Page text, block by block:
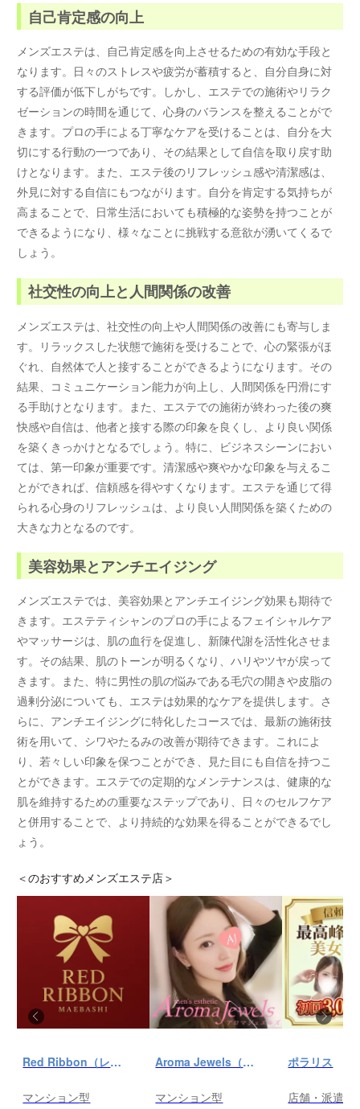
自己肯定感の向上
メンズエステは、自己肯定感を向上させるための有効な手段と
なります。日々のストレスや疲労が蓄積すると、自分自身に対
する評価が低下しがちです。しかし、エステでの施術やリラク
ゼーションの時間を通じて、心身のバランスを整えることがで
きます。プロの手による丁寧なケアを受けることは、自分を大
切にする行動の一つであり、その結果として自信を取り戻す助
けとなります。また、エステ後のリフレッシュ感や清潔感は、
外見に対する自信にもつながります。自分を肯定する気持ちが
高まることで、日常生活においても積極的な姿勢を持つことが
できるようになり、様々なことに挑戦する意欲が湧いてくるで
しょう。
社交性の向上と人間関係の改善
メンズエステは、社交性の向上や人間関係の改善にも寄与しま
す。リラックスした状態で施術を受けることで、心の緊張がほ
ぐれ、自然体で人と接することができるようになります。その
結果、コミュニケーション能力が向上し、人間関係を円滑にす
る手助けとなります。また、エステでの施術が終わった後の爽
快感や自信は、他者と接する際の印象を良くし、より良い関係
を築くきっかけとなるでしょう。特に、ビジネスシーンにおい
ては、第一印象が重要です。清潔感や爽やかな印象を与えるこ
とができれば、信頼感を得やすくなります。エステを通じて得
られる心身のリフレッシュは、より良い人間関係を築くための
大きな力となるのです。
美容効果とアンチエイジング
メンズエステでは、美容効果とアンチエイジング効果も期待で
きます。エステティシャンのプロの手によるフェイシャルケア
やマッサージは、肌の血行を促進し、新陳代謝を活性化させま
す。その結果、肌のトーンが明るくなり、ハリやツヤが戻って
きます。また、特に男性の肌の悩みである毛穴の開きや皮脂の
過剰分泌についても、エステは効果的なケアを提供します。さ
らに、アンチエイジングに特化したコースでは、最新の施術技
術を用いて、シワやたるみの改善が期待できます。これによ
り、若々しい印象を保つことができ、見た目にも自信を持つこ
とができます。エステでの定期的なメンテナンスは、健康的な
肌を維持するための重要なステップであり、日々のセルフケア
と併用することで、より持続的な効果を得ることができるでし
ょう。
＜のおすすめメンズエステ店＞
Red Ribbon（レッドリボン）前橋
マンション型
Aroma Jewels（アロマ ジュエルズ）秋葉原ルーム
マンション型
ポラリス
店舗・派遣